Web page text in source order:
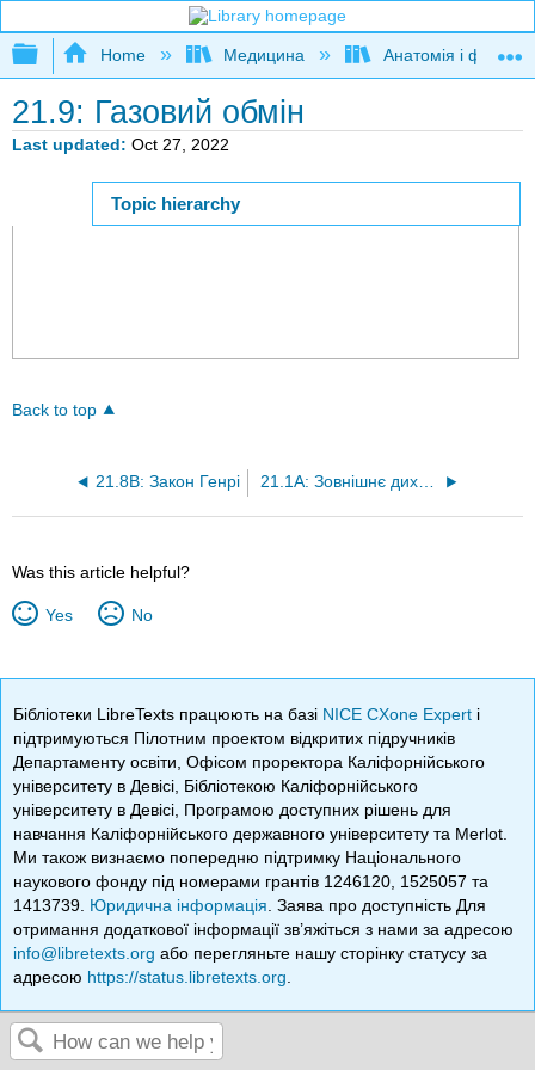
Expand/collapse global hierarchy
Home Медицина Анатомія і
21.9: Газовий обмін
Last updated Oct 27, 2022
Page ID
Topic hierarchy
Back to top
21.8B: Закон Генрі 21.1A: Зовнішнє дихання
Was this article helpful?
Yes No
Бібліотеки LibreTexts працюють на базі NICE CXone Expert і
підтримуються Пілотним проектом відкритих підручників
Департаменту освіти, Офісом проректора Каліфорнійського
університету в Девісі, Бібліотекою Каліфорнійського
університету в Девісі, Програмою доступних рішень для
навчання Каліфорнійського державного університету та Merlot.
Ми також визнаємо попередню підтримку Національного
наукового фонду під номерами грантів 1246120, 1525057 та
1413739. Юридична інформація . Заява про доступність Для
отримання додаткової інформації зв’яжіться з нами за адресою
info@libretexts.org або перегляньте нашу сторінку статусу за
адресою https://status.libretexts.org